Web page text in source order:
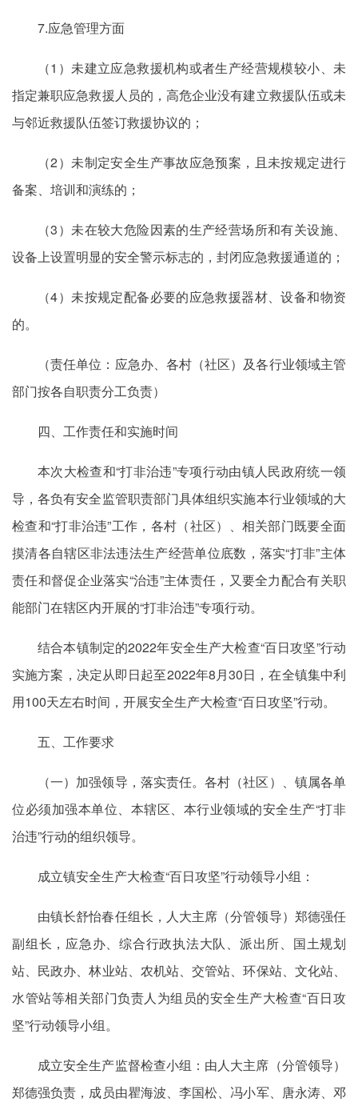
7.应急管理方面
（1）未建立应急救援机构或者生产经营规模较小、未
指定兼职应急救援人员的，高危企业没有建立救援队伍或未
与邻近救援队伍签订救援协议的；
（2）未制定安全生产事故应急预案，且未按规定进行
备案、培训和演练的；
（3）未在较大危险因素的生产经营场所和有关设施、
设备上设置明显的安全警示标志的，封闭应急救援通道的；
（4）未按规定配备必要的应急救援器材、设备和物资
的。
（责任单位：应急办、各村（社区）及各行业领域主管
部门按各自职责分工负责）
四、工作责任和实施时间
本次大检查和“打非治违”专项行动由镇人民政府统一领
导，各负有安全监管职责部门具体组织实施本行业领域的大
检查和“打非治违”工作，各村（社区）、相关部门既要全面
摸清各自辖区非法违法生产经营单位底数，落实“打非”主体
责任和督促企业落实“治违”主体责任，又要全力配合有关职
能部门在辖区内开展的“打非治违”专项行动。
结合本镇制定的2022年安全生产大检查“百日攻坚”行动
实施方案，决定从即日起至2022年8月30日，在全镇集中利
用100天左右时间，开展安全生产大检查“百日攻坚”行动。
五、工作要求
（一）加强领导，落实责任。各村（社区）、镇属各单
位必须加强本单位、本辖区、本行业领域的安全生产“打非
治违”行动的组织领导。
成立镇安全生产大检查“百日攻坚”行动领导小组：
由镇长舒怡春任组长，人大主席（分管领导）郑德强任
副组长，应急办、综合行政执法大队、派出所、国土规划
站、民政办、林业站、农机站、交管站、环保站、文化站、
水管站等相关部门负责人为组员的安全生产大检查“百日攻
坚”行动领导小组。
成立安全生产监督检查小组：由人大主席（分管领导）
郑德强负责，成员由瞿海波、李国松、冯小军、唐永涛、邓